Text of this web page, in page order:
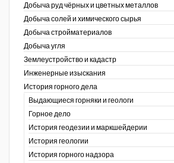
Добыча руд чёрных и цветных металлов
Добыча солей и химического сырья
Добыча стройматериалов
Добыча угля
Землеустройство и кадастр
Инженерные изыскания
История горного дела
Выдающиеся горняки и геологи
Горное дело
История геодезии и маркшейдерии
История геологии
История горного надзора
Coal
PWC